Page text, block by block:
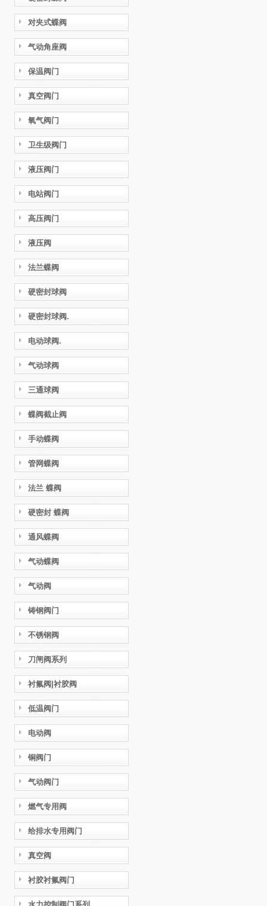
对夹式蝶阀
气动角座阀
保温阀门
真空阀门
氧气阀门
卫生级阀门
液压阀门
电站阀门
高压阀门
液压阀
法兰蝶阀
硬密封球阀
硬密封球阀.
电动球阀.
气动球阀
三通球阀
蝶阀截止阀
手动蝶阀
管网蝶阀
法兰 蝶阀
硬密封 蝶阀
通风蝶阀
气动蝶阀
气动阀
铸钢阀门
不锈钢阀
刀闸阀系列
衬氟阀|衬胶阀
低温阀门
电动阀
铜阀门
气动阀门
燃气专用阀
给排水专用阀门
真空阀
衬胶衬氟阀门